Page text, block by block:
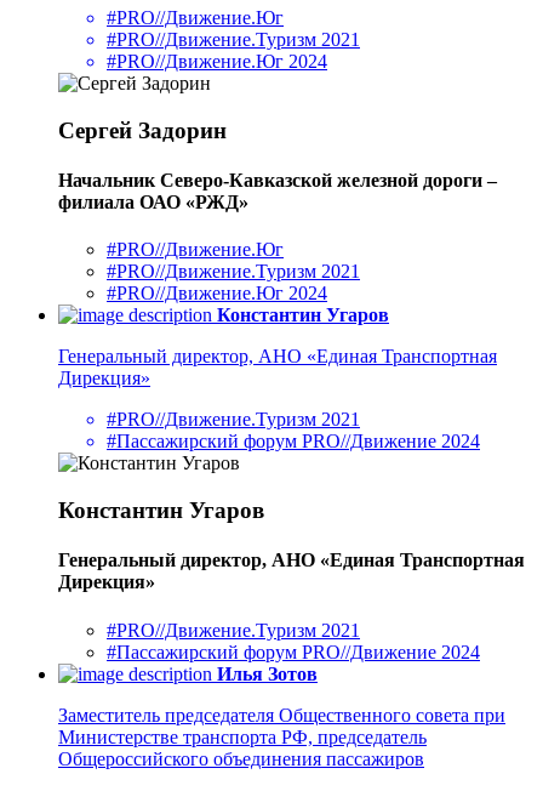
#PRO//Движение.Юг
#PRO//Движение.Туризм 2021
#PRO//Движение.Юг 2024
Сергей Задорин
Начальник Северо-Кавказской железной дороги –
филиала ОАО «РЖД»
#PRO//Движение.Юг
#PRO//Движение.Туризм 2021
#PRO//Движение.Юг 2024
Константин Угаров
Генеральный директор, АНО «Единая Транспортная
Дирекция»
#PRO//Движение.Туризм 2021
#Пассажирский форум PRO//Движение 2024
Константин Угаров
Генеральный директор, АНО «Единая Транспортная
Дирекция»
#PRO//Движение.Туризм 2021
#Пассажирский форум PRO//Движение 2024
Илья Зотов
Заместитель председателя Общественного совета при
Министерстве транспорта РФ, председатель
Общероссийского объединения пассажиров